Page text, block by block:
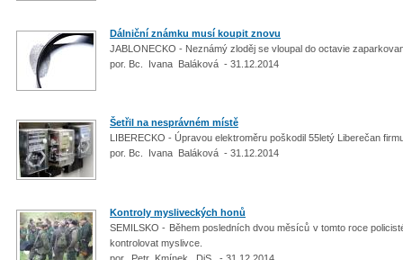
Dálniční známku musí koupit znovu
JABLONECKO - Neznámý zloděj se vloupal do octavie
por. Bc. Ivana Baláková - 31.12.2014
Šetřil na nesprávném místě
LIBERECKO - Úpravou elektroměru poškodil 55letý Liberečan
por. Bc. Ivana Baláková - 31.12.2014
Kontroly mysliveckých honů
SEMILSKO - Během posledních dvou měsíců v tomto roce
kontrolovat myslivce.
por. Petr Kmínek, DiS. - 31.12.2014